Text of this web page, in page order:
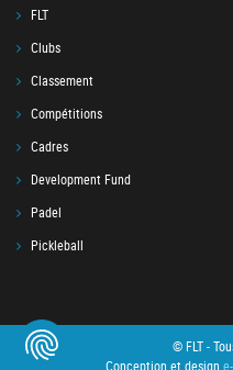
FLT
Clubs
Classement
Compétitions
Cadres
Development Fund
Padel
Pickleball
© FLT -
Conception et design